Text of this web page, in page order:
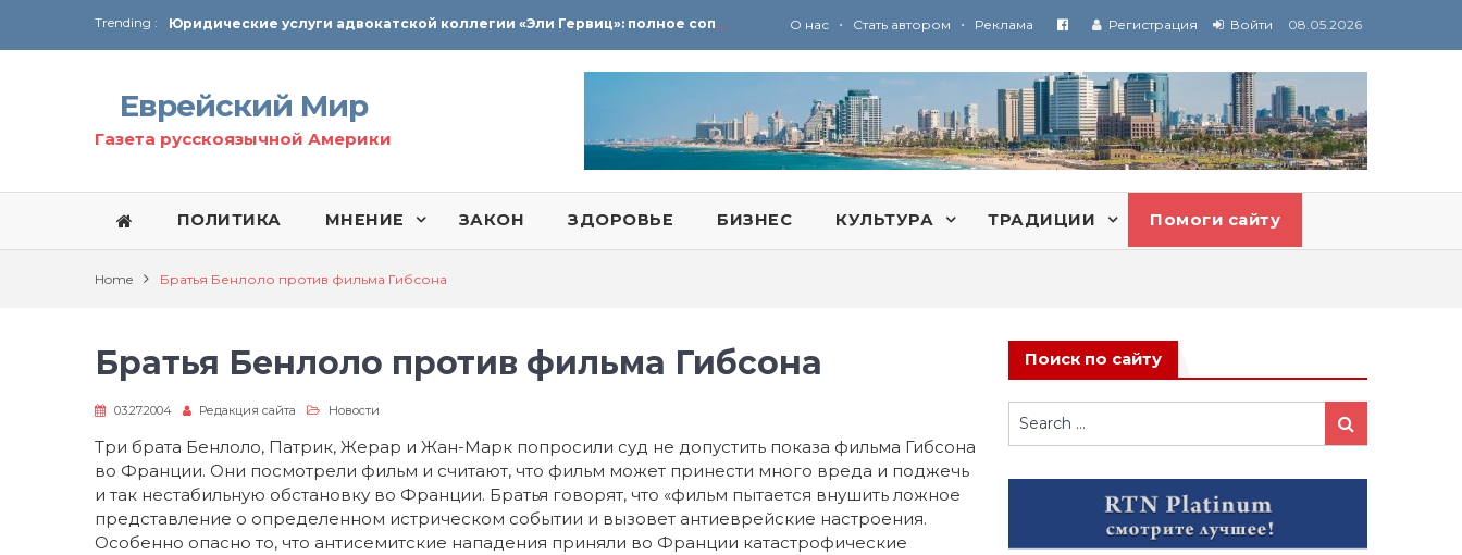
Trending : Ю
ридические услуги адвокатской коллегии «Эли Гервиц»: полное сопровождение на всех этапах
От Ирана до Ливана и Газы
О нас • Стать автором • Реклама Регистрация Войти 08.05.2026
Еврейский Мир
Газета русскоязычной Америки
ПОЛИТИКА МНЕНИЕ ЗАКОН ЗДОРОВЬЕ БИЗНЕС КУЛЬТУРА ТРАДИЦИИ Помоги сайту
Home Братья Бенлоло против фильма Гибсона
Братья Бенлоло против фильма Гибсона
03.27.2004 Редакция сайта Новости
Три брата Бенлоло, Патрик, Жерар и Жан-Марк попросили суд не допустить показа фильма Гибсона
во Франции. Они посмотрели фильм и считают, что фильм может принести много вреда и поджечь
и так нестабильную обстановку во Франции. Братья говорят, что «фильм пытается внушить ложное
представление о определенном истрическом событии и вызовет антиеврейские настроения.
Особенно опасно то, что антисемитские нападения приняли во Франции катастрофические
Поиск по сайту
Search
for:
Search